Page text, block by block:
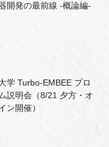
開発の最前線 -概論編-
学 Turbo-EMBEE プロ
説明会（8/21 夕方・オ
ン開催）